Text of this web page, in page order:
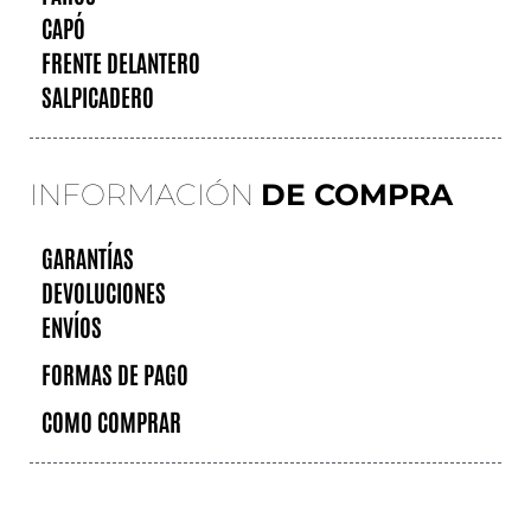
CAPÓ
FRENTE DELANTERO
SALPICADERO
INFORMACIÓN DE COMPRA
GARANTÍAS
DEVOLUCIONES
ENVÍOS
FORMAS DE PAGO
COMO COMPRAR